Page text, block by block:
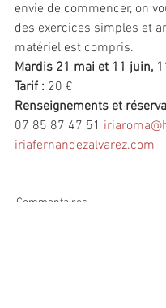
envie de commencer, on
des exercices simples et
matériel est compris.
Mardis 21 mai et 11 juin,
Tarif : 20 €
Renseignements et
07 85 87 47 51
iriafernandezalvarez.com
Commentaires